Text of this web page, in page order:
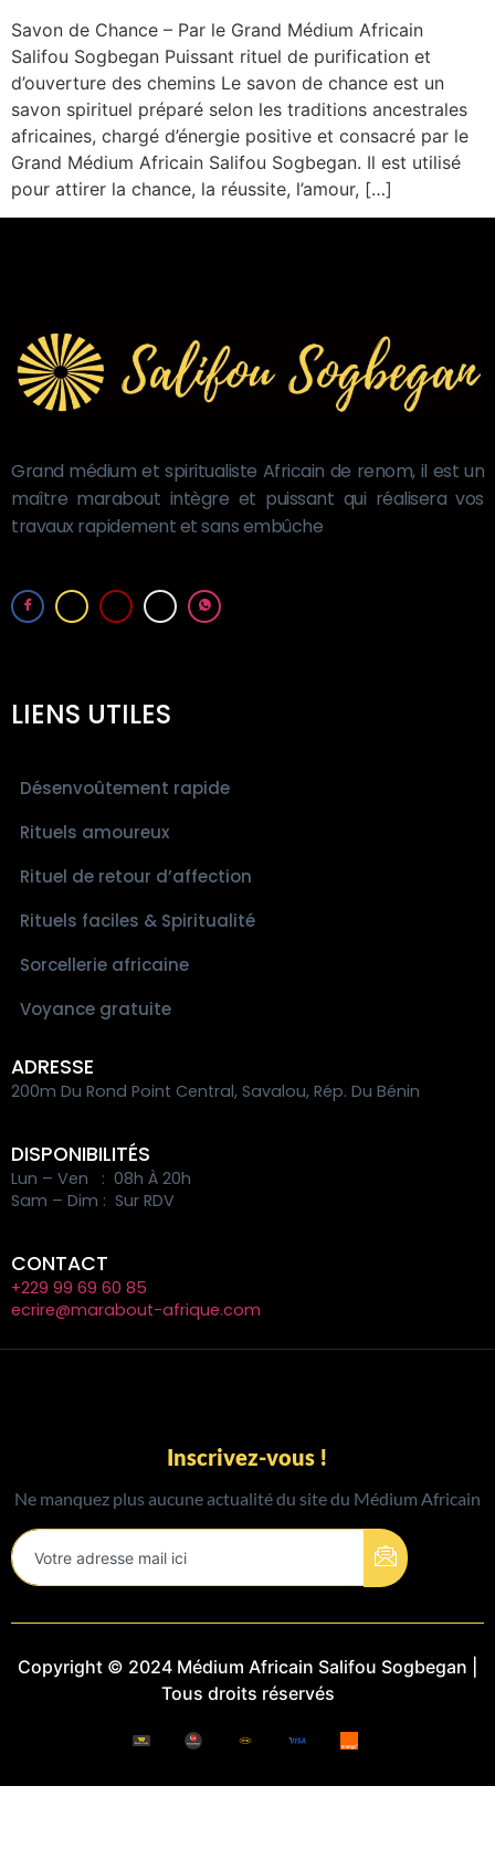
Savon de Chance – Par le Grand Médium Africain
Salifou Sogbegan Puissant rituel de purification et
d’ouverture des chemins Le savon de chance est un
savon spirituel préparé selon les traditions ancestrales
africaines, chargé d’énergie positive et consacré par le
Grand Médium Africain Salifou Sogbegan. Il est utilisé
pour attirer la chance, la réussite, l’amour, […]
Grand médium et spiritualiste Africain de renom, il est un
maître marabout intègre et puissant qui réalisera vos
travaux rapidement et sans embûche
LIENS UTILES
Désenvoûtement rapide
Rituels amoureux
Rituel de retour d’affection
Rituels faciles & Spiritualité
Sorcellerie africaine
Voyance gratuite
ADRESSE
200m Du Rond Point Central, Savalou, Rép. Du Bénin
DISPONIBILITÉS
Lun – Ven : 08h À 20h
Sam – Dim : Sur RDV
CONTACT
+229 99 69 60 85
ecrire@marabout-afrique.com
Inscrivez-vous !
Ne manquez plus aucune actualité du site du Médium Africain
Copyright © 2024 Médium Africain Salifou Sogbegan |
Tous droits réservés